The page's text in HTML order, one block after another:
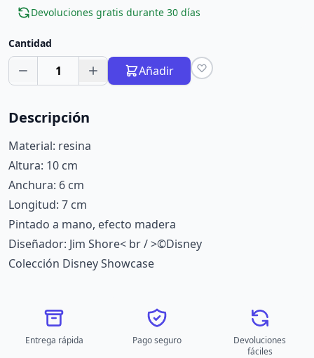
Devoluciones gratis durante 30 días
Cantidad
1 Añadir
Descripción
Material: resina
Altura: 10 cm
Anchura: 6 cm
Longitud: 7 cm
Pintado a mano, efecto madera
Diseñador: Jim Shore< br / >©Disney
Colección Disney Showcase
Entrega rápida Pago seguro
Devoluciones
fáciles